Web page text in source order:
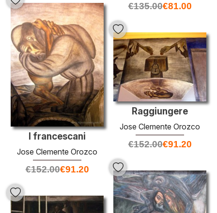
€135.00€81.00
I francescani
Jose Clemente Orozco
€152.00€91.20
Raggiungere
Jose Clemente Orozco
€152.00€91.20